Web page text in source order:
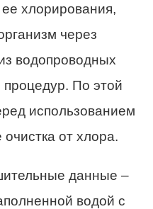
хлорирования,
через
водопроводных
По этой
использованием
от хлора.
данные –
водой с